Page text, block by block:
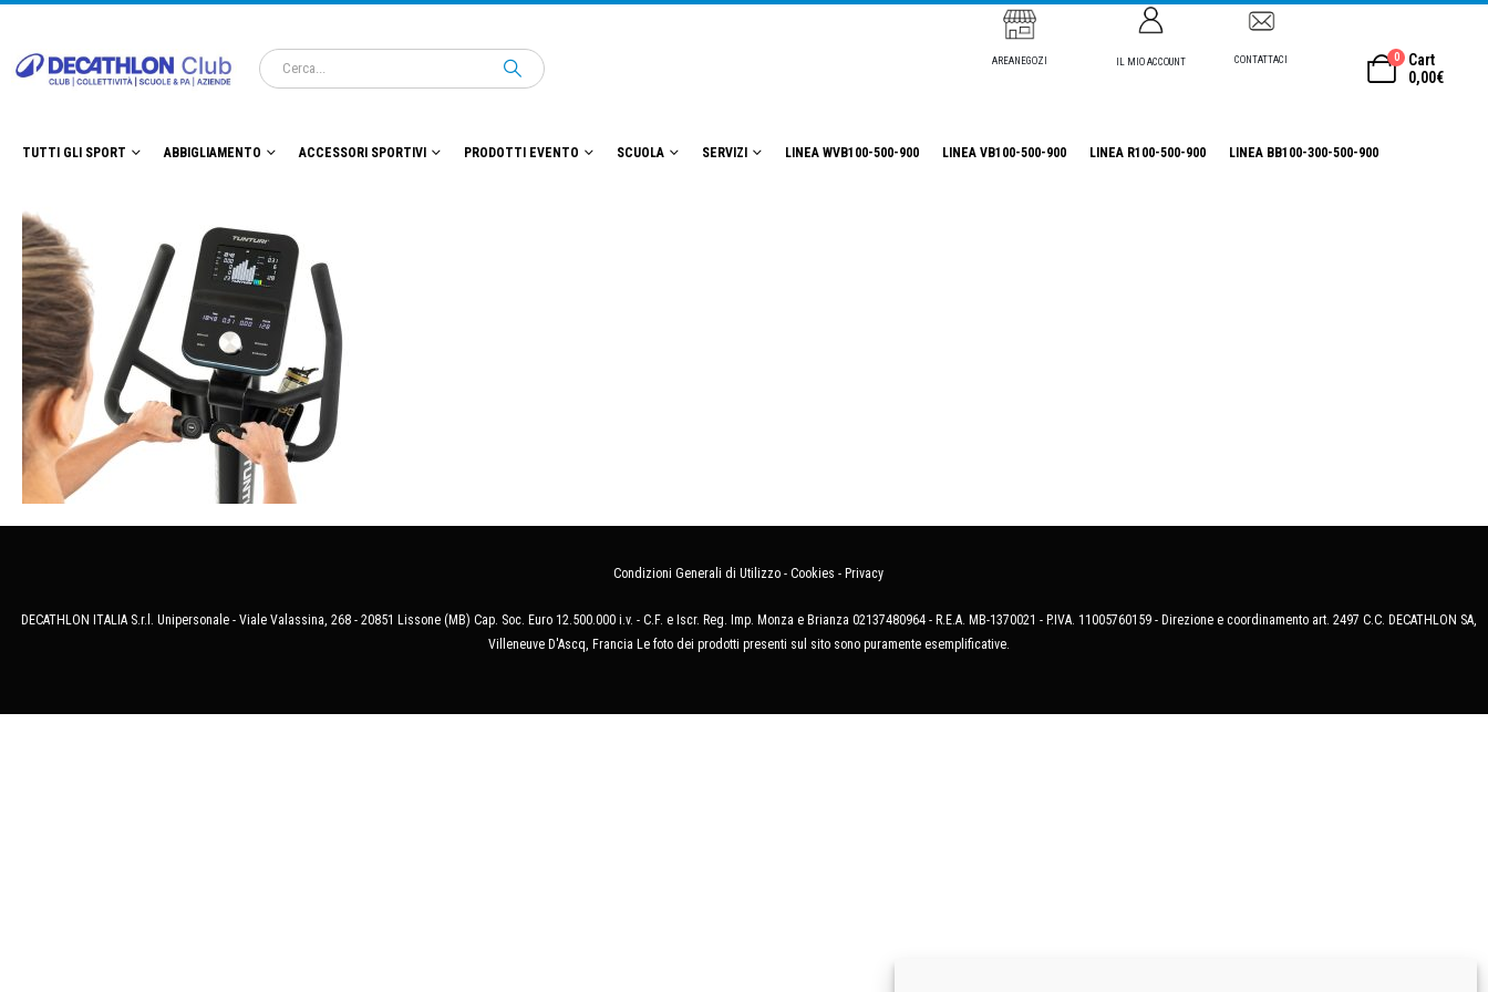
AREANEGOZI IL MIO ACCOUNT CONTATTACI 0
Cart
0,00€
TUTTI GLI SPORT ABBIGLIAMENTO ACCESSORI SPORTIVI PRODOTTI EVENTO SCUOLA SERVIZI LINEA WVB100-500-900 LINEA VB100-500-900 LINEA R100-500-900 LINEA BB100-300-500-900
Condizioni Generali di Utilizzo - Cookies - Privacy
DECATHLON ITALIA S.r.l. Unipersonale - Viale Valassina, 268 - 20851 Lissone (MB) Cap. Soc. Euro 12.500.000 i.v. - C.F. e Iscr. Reg. Imp. Monza e Brianza 02137480964 - R.E.A. MB-1370021 - P.IVA. 11005760159 - Direzione e coordinamento art. 2497 C.C. DECATHLON SA,
Villeneuve D'Ascq, Francia Le foto dei prodotti presenti sul sito sono puramente esemplificative.